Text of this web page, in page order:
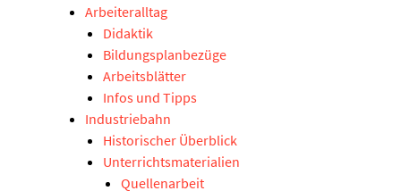
Arbeiteralltag
Didaktik
Bildungsplanbezüge
Arbeitsblätter
Infos und Tipps
Industriebahn
Historischer Überblick
Unterrichtsmaterialien
Quellenarbeit